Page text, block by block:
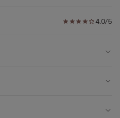
めにサイズ4以上のデザインはカ
4.0/5